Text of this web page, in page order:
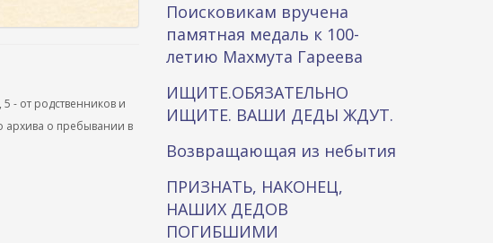
- от родственников и
архива о пребывании в
Поисковикам вручена
памятная медаль к 100-
летию Махмута Гареева
ИЩИТЕ.ОБЯЗАТЕЛЬНО
ИЩИТЕ. ВАШИ ДЕДЫ ЖДУТ.
Возвращающая из небытия
ПРИЗНАТЬ, НАКОНЕЦ,
НАШИХ ДЕДОВ
ПОГИБШИМИ